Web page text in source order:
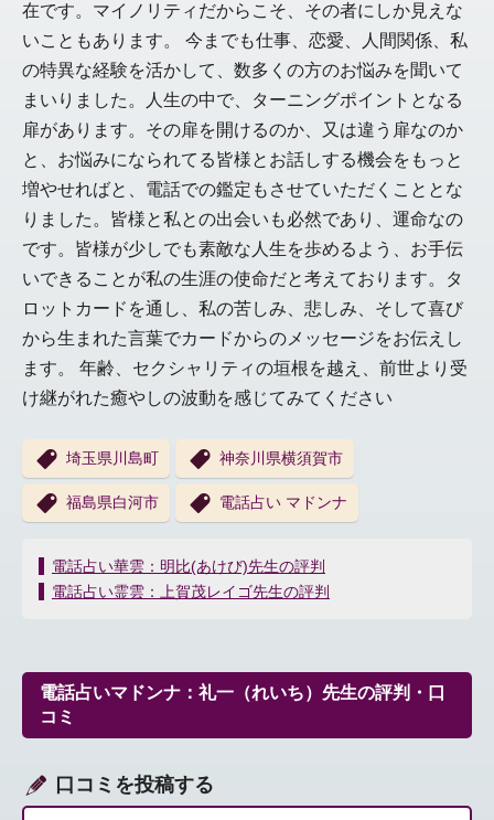
在です。マイノリティだからこそ、その者にしか見えな
いこともあります。 今までも仕事、恋愛、人間関係、私
の特異な経験を活かして、数多くの方のお悩みを聞いて
まいりました。人生の中で、ターニングポイントとなる
扉があります。その扉を開けるのか、又は違う扉なのか
と、お悩みになられてる皆様とお話しする機会をもっと
増やせればと、電話での鑑定もさせていただくこととな
りました。皆様と私との出会いも必然であり、運命なの
です。皆様が少しでも素敵な人生を歩めるよう、お手伝
いできることが私の生涯の使命だと考えております。タ
ロットカードを通し、私の苦しみ、悲しみ、そして喜び
から生まれた言葉でカードからのメッセージをお伝えし
ます。 年齢、セクシャリティの垣根を越え、前世より受
け継がれた癒やしの波動を感じてみてください
埼玉県川島町 神奈川県横須賀市
福島県白河市 電話占い マドンナ
投
稿
ー
シ
電話占い華雲：明比(あけび)先生の評判
電話占い霊雲：上賀茂レイゴ先生の評判
電話占いマドンナ：礼一（れいち）先生の評判・口
コミ
口コミを投稿する